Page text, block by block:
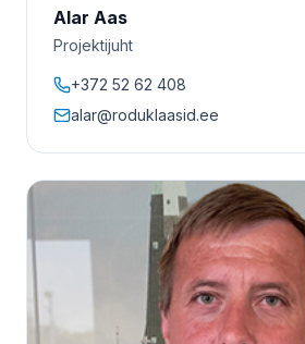
Alar Aas
Projektijuht
+372 52 62 408
alar@roduklaasid.ee